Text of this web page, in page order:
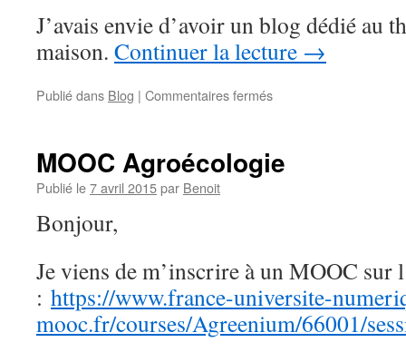
J’avais envie d’avoir un blog dédié au
maison. Continuer la lecture →
Publié dans Blog | Commentaires ferméssur
!
MOOC Agroécologie
Publié le7 avril 2015par Benoit
Bonjour,
Je viens de m’inscrire à un MOOC sur
: https://www.france-universite-
mooc.fr/courses/Agreenium/66001/